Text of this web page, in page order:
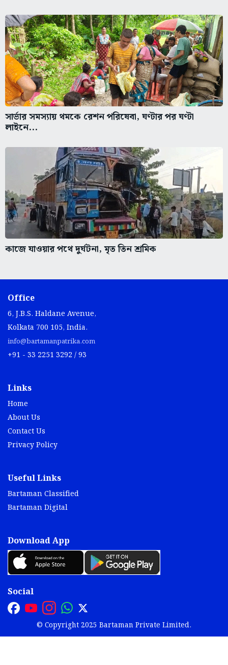
সার্ভার সমস্যায় থমকে রেশন পরিষেবা, ঘণ্টার পর ঘণ্টা
লাইনে...
কাজে যাওয়ার পথে দুর্ঘটনা, মৃত তিন শ্রমিক
Office
6, J.B.S. Haldane Avenue,
Kolkata 700 105, India.
info@bartamanpatrika.com
+91 - 33 2251 3292 / 93
Links
Home
About Us
Contact Us
Privacy Policy
Useful Links
Bartaman Classified
Bartaman Digital
Download App
Social
© Copyright 2025 Bartaman Private Limited.